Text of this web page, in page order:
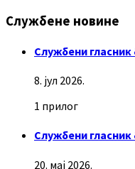
Службене новине
Службени гласник
8. јул 2026.
1 прилог
Службени гласник
20. мај 2026.